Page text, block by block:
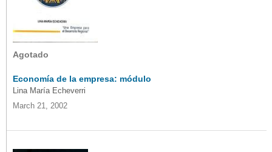
Agotado
Economía de la empresa: módulo
Lina María Echeverri
March 21, 2002